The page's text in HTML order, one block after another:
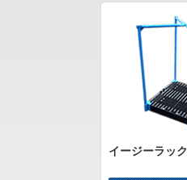
イージーラック